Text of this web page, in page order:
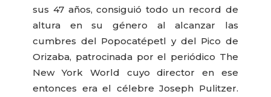
sus 47 años, consiguió todo un record de
altura en su género al alcanzar las
cumbres del Popocatépetl y del Pico de
Orizaba, patrocinada por el periódico The
New York World cuyo director en ese
entonces era el célebre Joseph Pulitzer.